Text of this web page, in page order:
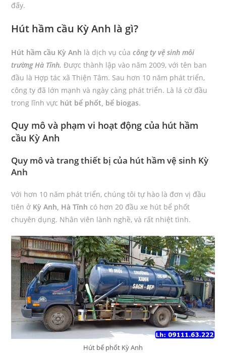
đấy.
Hút hầm cầu Kỳ Anh là gì?
Hút hầm cầu Kỳ Anh là dịch vụ củacông ty vệ sinh môi
trường Hà Tĩnh.Được thành lập vào năm 2009, với tên ban
đầu là Hợp tác xã Thiện Tâm. Sau hơn 10 năm phát triển,
công ty đã lớn mạnh và ngày càng phát triển. Là lá cờ đầu
trong lĩnh vực hút bể phốt, bể biogas.
Quy mô và phạm vi hoạt động của hút hầm
cầu Kỳ Anh
Quy mô và trang thiết bị của hút hầm vệ sinh Kỳ
Anh
Với hơn 10 năm phát triển, chúng tôi tự hào là đơn vị đầu
tiên ở Kỳ Anh, Hà Tĩnh có hơn 20 đầu xe hút bể phốt
chuyên dụng. Nhân viên lành nghề, và rất nhiệt tình.
Hút bể phốt Kỳ Anh